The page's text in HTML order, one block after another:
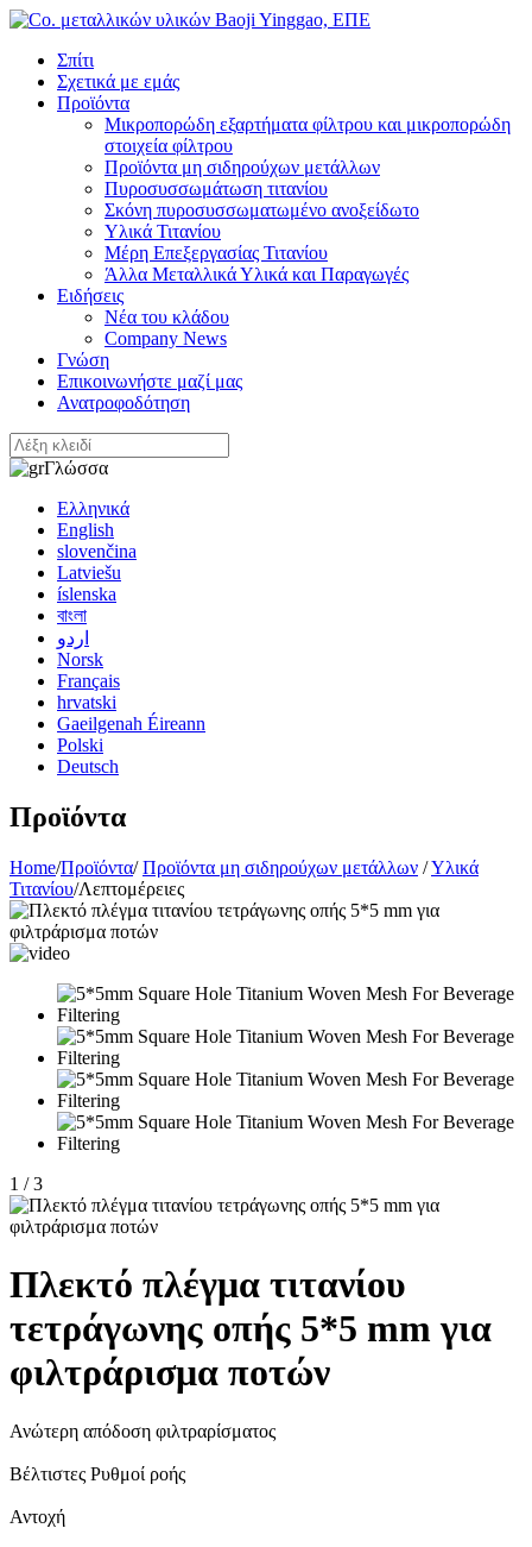
Σπίτι
Σχετικά με εμάς
Προϊόντα
Μικροπορώδη εξαρτήματα φίλτρου και μικροπορώδη
στοιχεία φίλτρου
Προϊόντα μη σιδηρούχων μετάλλων
Πυροσυσσωμάτωση τιτανίου
Σκόνη πυροσυσσωματωμένο ανοξείδωτο
Υλικά Τιτανίου
Μέρη Επεξεργασίας Τιτανίου
Άλλα Μεταλλικά Υλικά και Παραγωγές
Ειδήσεις
Νέα του κλάδου
Company News
Γνώση
Επικοινωνήστε μαζί μας
Ανατροφοδότηση
Γλώσσα
Ελληνικά
English
slovenčina
Latviešu
íslenska
বাংলা
اردو
Norsk
Français
hrvatski
Gaeilgenah Éireann
Polski
Deutsch
Προϊόντα
Home/Προϊόντα/ Προϊόντα μη σιδηρούχων μετάλλων /Υλικά
Τιτανίου/Λεπτομέρειες
1 / 3
Πλεκτό πλέγμα τιτανίου
τετράγωνης οπής 5*5 mm για
φιλτράρισμα ποτών
Ανώτερη απόδοση φιλτραρίσματος
Βέλτιστες Ρυθμοί ροής
Αντοχή